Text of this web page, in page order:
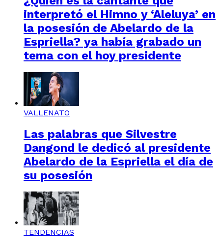
interpretó el Himno y ‘Aleluya’ en
la posesión de Abelardo de la
Espriella? ya había grabado un
tema con el hoy presidente
VALLENATO
Las palabras que Silvestre
Dangond le dedicó al presidente
Abelardo de la Espriella el día de
su posesión
TENDENCIAS